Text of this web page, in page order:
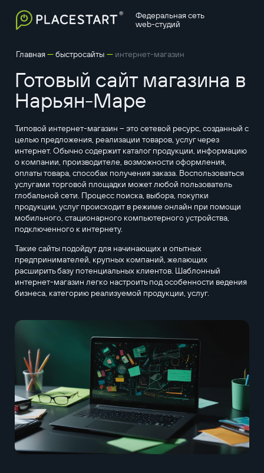
Федеральная сеть
web-студий
Главная—быстросайты — интернет-магазин
Готовый сайт магазина в
Нарьян-Маре
Типовой интернет-магазин – это сетевой ресурс, созданный с
целью предложения, реализации товаров, услуг через
интернет. Обычно содержит каталог продукции, информацию
о компании, производителе, возможности оформления,
оплаты товара, способах получения заказа. Воспользоваться
услугами торговой площадки может любой пользователь
глобальной сети. Процесс поиска, выбора, покупки
продукции, услуг происходит в режиме онлайн при помощи
мобильного, стационарного компьютерного устройства,
подключенного к интернету.
Такие сайты подойдут для начинающих и опытных
предпринимателей, крупных компаний, желающих
расширить базу потенциальных клиентов. Шаблонный
интернет-магазин легко настроить под особенности ведения
бизнеса, категорию реализуемой продукции, услуг.